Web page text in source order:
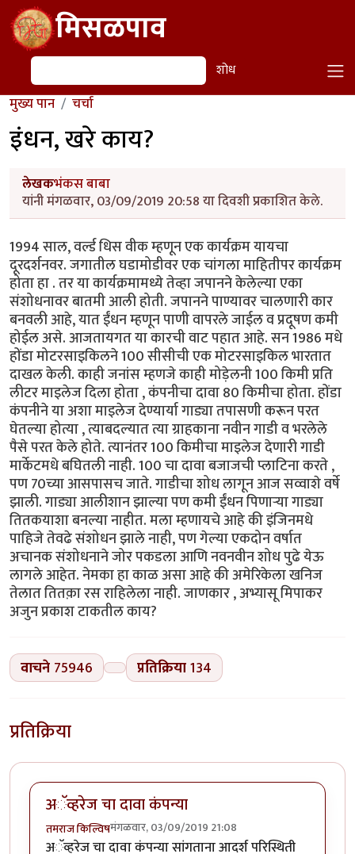
Skip to main contentमिसळपाव
शोध शोध
मुख्य पान चर्चा
इंधन, खरे काय?
लेखकभंकस बाबा
यांनी मंगळवार, 03/09/2019 20:58 या दिवशी प्रकाशित केले.
1994 साल, वर्ल्ड धिस वीक म्हणून एक कार्यक्रम यायचा
दूरदर्शनवर. जगातील घडामोडीवर एक चांगला माहितीपर कार्यक्रम
होता हा . तर या कार्यक्रमामध्ये तेव्हा जपानने केलेल्या एका
संशोधनावर बातमी आली होती. जपानने पाण्यावर चालणारी कार
बनवली आहे, यात ईंधन म्हणून पाणी वापरले जाईल व प्रदूषण कमी
होईल असे. आजतायगत या कारची वाट पहात आहे. सन 1986 मधे
होंडा मोटरसाइकिलने 100 सीसीची एक मोटरसाइकिल भारतात
दाखल केली. काही जनांस म्हणजे काही मोड़ेलनी 100 किमी प्रति
लीटर माइलेज दिला होता , कंपनीचा दावा 80 किमीचा होता. होंडा
कंपनीने या अशा माइलेज देण्यार्या गाड्या तपासणी करून परत
घेतल्या होत्या , त्याबदल्यात त्या ग्राहकाना नवीन गाडी व भरलेले
पैसे परत केले होते. त्यानंतर 100 किमीचा माइलेज देणारी गाडी
मार्केटमधे बघितली नाही. 100 चा दावा बजाजची प्लाटिना करते ,
पण 70च्या आसपासच जाते. गाडीचा शोध लागून आज सव्वाशे वर्षे
झाली. गाड्या आलीशान झाल्या पण कमी ईंधन पिणाऱ्या गाड्या
तितकयाशा बनल्या नाहीत. मला म्हणायचे आहे की इंजिनमधे
पाहिजे तेवढे संशोधन झाले नाही, पण गेल्या एकदोन वर्षात
अचानक संशोधनाने जोर पकडला आणि नवनवीन शोध पुढे येऊ
लागले आहेत. नेमका हा काळ असा आहे की अमेरिकेला खनिज
तेलात तितक़ा रस राहिलेला नाही. जाणकार , अभ्यासू मिपाकर
अजुन प्रकाश टाकतील काय?
वाचने 75946 प्रतिक्रिया134
प्रतिक्रिया
अॅव्हरेज चा दावा कंपन्या
तमराज किल्विषमंगळवार, 03/09/2019 21:08
अॅव्हरेज चा दावा कंपन्या सांगताना आदर्श परिस्थिती